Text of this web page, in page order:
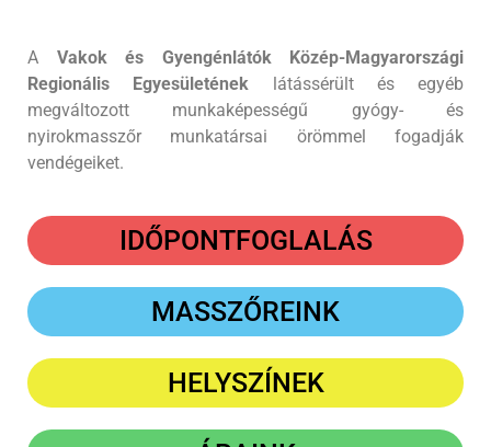
A Vakok és Gyengénlátók Közép-Magyarországi
Regionális Egyesületének látássérült és egyéb
megváltozott munkaképességű gyógy- és
nyirokmasszőr munkatársai örömmel fogadják
vendégeiket.
IDŐPONTFOGLALÁS
MASSZŐREINK
HELYSZÍNEK